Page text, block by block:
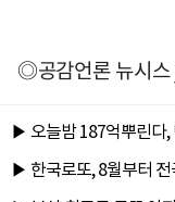
◎공감언론 뉴시스